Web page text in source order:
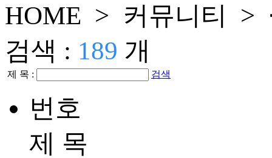
HOME > 커뮤니티 >
검색 : 189 개
제 목 : 검색
번호
제 목